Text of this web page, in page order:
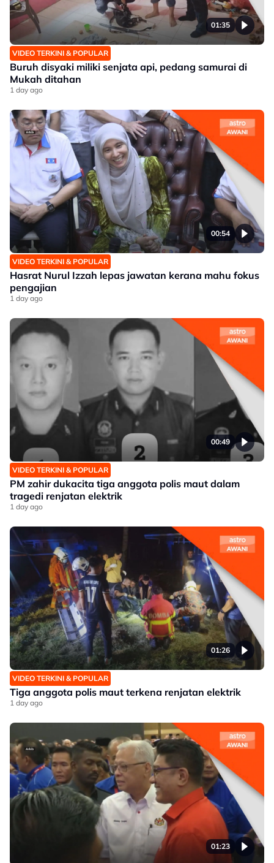
01:35
VIDEO TERKINI & POPULAR
Buruh disyaki miliki senjata api, pedang samurai di
Mukah ditahan
1 day ago
00:54
VIDEO TERKINI & POPULAR
Hasrat Nurul Izzah lepas jawatan kerana mahu fokus
pengajian
1 day ago
00:49
VIDEO TERKINI & POPULAR
PM zahir dukacita tiga anggota polis maut dalam
tragedi renjatan elektrik
1 day ago
01:26
VIDEO TERKINI & POPULAR
Tiga anggota polis maut terkena renjatan elektrik
1 day ago
01:23